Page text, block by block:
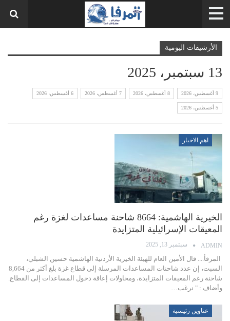
الأرشيفات اليومية
13 سبتمبر، 2025
9 أغسطس، 2026 8 أغسطس، 2026 7 أغسطس، 2026 6 أغسطس، 2026
5 أغسطس، 2026
اهم الاخبار
الخيرية الهاشمية: 8664 شاحنة مساعدات لغزة رغم
المعيقات الإسرائيلية المتزايدة
ADMIN سبتمبر 13, 2025
المرفأ.... قال الأمين العام للهيئة الخيرية الأردنية الهاشمية حسين الشبلي،
السبت، إن عدد شاحنات المساعدات المرسلة إلى قطاع غزة بلغ أكثر من 8,664
شاحنة رغم المعيقات المتزايدة، ومحاولات إعاقة دخول المساعدات إلى القطاع.
وأضاف : " نرغب…
عناوين رئيسية